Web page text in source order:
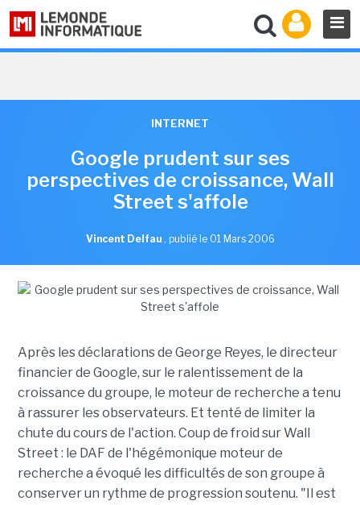
INTERNET
Google prudent sur ses
perspectives de croissance, Wall
Street s'affole
Vincent Delfau , publié le 01 Mars 2006
Après les déclarations de George Reyes, le directeur
financier de Google, sur le ralentissement de la
croissance du groupe, le moteur de recherche a tenu
à rassurer les observateurs. Et tenté de limiter la
chute du cours de l'action. Coup de froid sur Wall
Street : le DAF de l'hégémonique moteur de
recherche a évoqué les difficultés de son groupe à
conserver un rythme de progression soutenu. "Il est